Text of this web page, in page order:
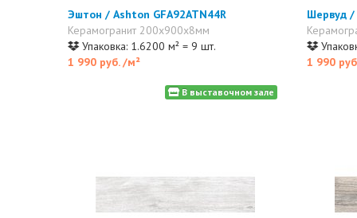
Эштон / Ashton GFA92ATN44R
Керамогранит 200x900x8мм
Упаковка: 1.6200 м² = 9 шт.
1 990 руб./м²
Шервуд /
1 990
В выставочном зале